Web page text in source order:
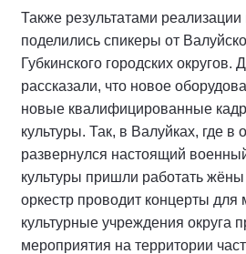
Также результатами реализации
поделились спикеры от
Губкинского городских округов.
рассказали, что новое
новые квалифицированные
культуры. Так, в Валуйках, где в
развернулся настоящий
культуры пришли работать
оркестр проводит концерты для
культурные учреждения округа
мероприятия на территории